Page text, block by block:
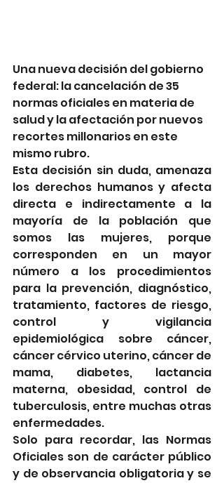
Una nueva decisión del gobierno
federal: la cancelación de 35
normas oficiales en materia de
salud y la afectación por nuevos
recortes millonarios en este
mismo rubro.
Esta decisión sin duda, amenaza
los derechos humanos y afecta
directa e indirectamente a la
mayoría de la población que
somos las mujeres, porque
corresponden en un mayor
número a los procedimientos
para la prevención, diagnóstico,
tratamiento, factores de riesgo,
control y vigilancia
epidemiológica sobre cáncer,
cáncer cérvico uterino, cáncer de
mama, diabetes, lactancia
materna, obesidad, control de
tuberculosis, entre muchas otras
enfermedades.
Solo para recordar, las Normas
Oficiales son de carácter público
y de observancia obligatoria y se